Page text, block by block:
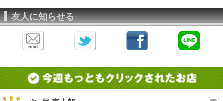
友人に知らせる